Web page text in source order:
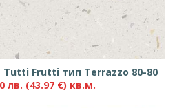
Tutti Frutti тип Terrazzo 80-80
лв. (43.97 €) кв.м.